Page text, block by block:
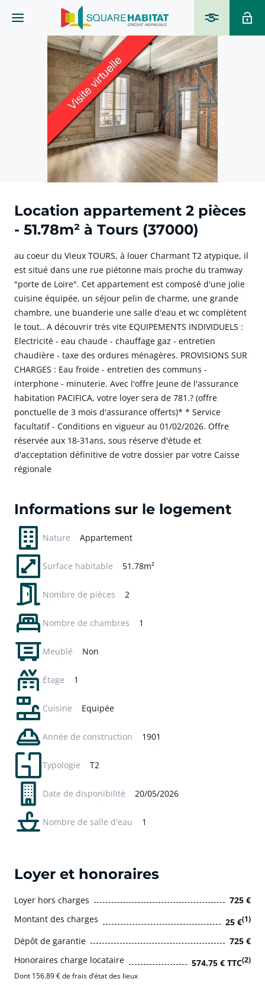
Location appartement 2 pièces
- 51.78m² à Tours (37000)
au coeur du Vieux TOURS, à louer Charmant T2 atypique, il
est situé dans une rue piétonne mais proche du tramway
"porte de Loire". Cet appartement est composé d'une jolie
cuisine équipée, un séjour pelin de charme, une grande
chambre, une buanderie une salle d'eau et wc complètent
le tout.. A découvrir très vite EQUIPEMENTS INDIVIDUELS :
Electricité - eau chaude - chauffage gaz - entretien
chaudière - taxe des ordures ménagères. PROVISIONS SUR
CHARGES : Eau froide - entretien des communs -
interphone - minuterie. Avec l'offre Jeune de l'assurance
habitation PACIFICA, votre loyer sera de 781.? (offre
ponctuelle de 3 mois d'assurance offerts)* * Service
facultatif - Conditions en vigueur au 01/02/2026. Offre
réservée aux 18-31ans, sous réserve d'étude et
d'acceptation définitive de votre dossier par votre Caisse
régionale
Informations sur le logement
Nature Appartement
Surface habitable 51.78m²
Nombre de pièces 2
Nombre de chambres 1
Meublé Non
Étage 1
Cuisine Equipée
Année de construction 1901
Typologie T2
Date de disponibilité 20/05/2026
Nombre de salle d'eau 1
Loyer et honoraires
Loyer hors charges
725 €
Montant des charges
25 €(1)
Dépôt de garantie
725 €
Honoraires charge locataire
574.75 € TTC(2)
Dont 156.89 € de frais d’état des lieux